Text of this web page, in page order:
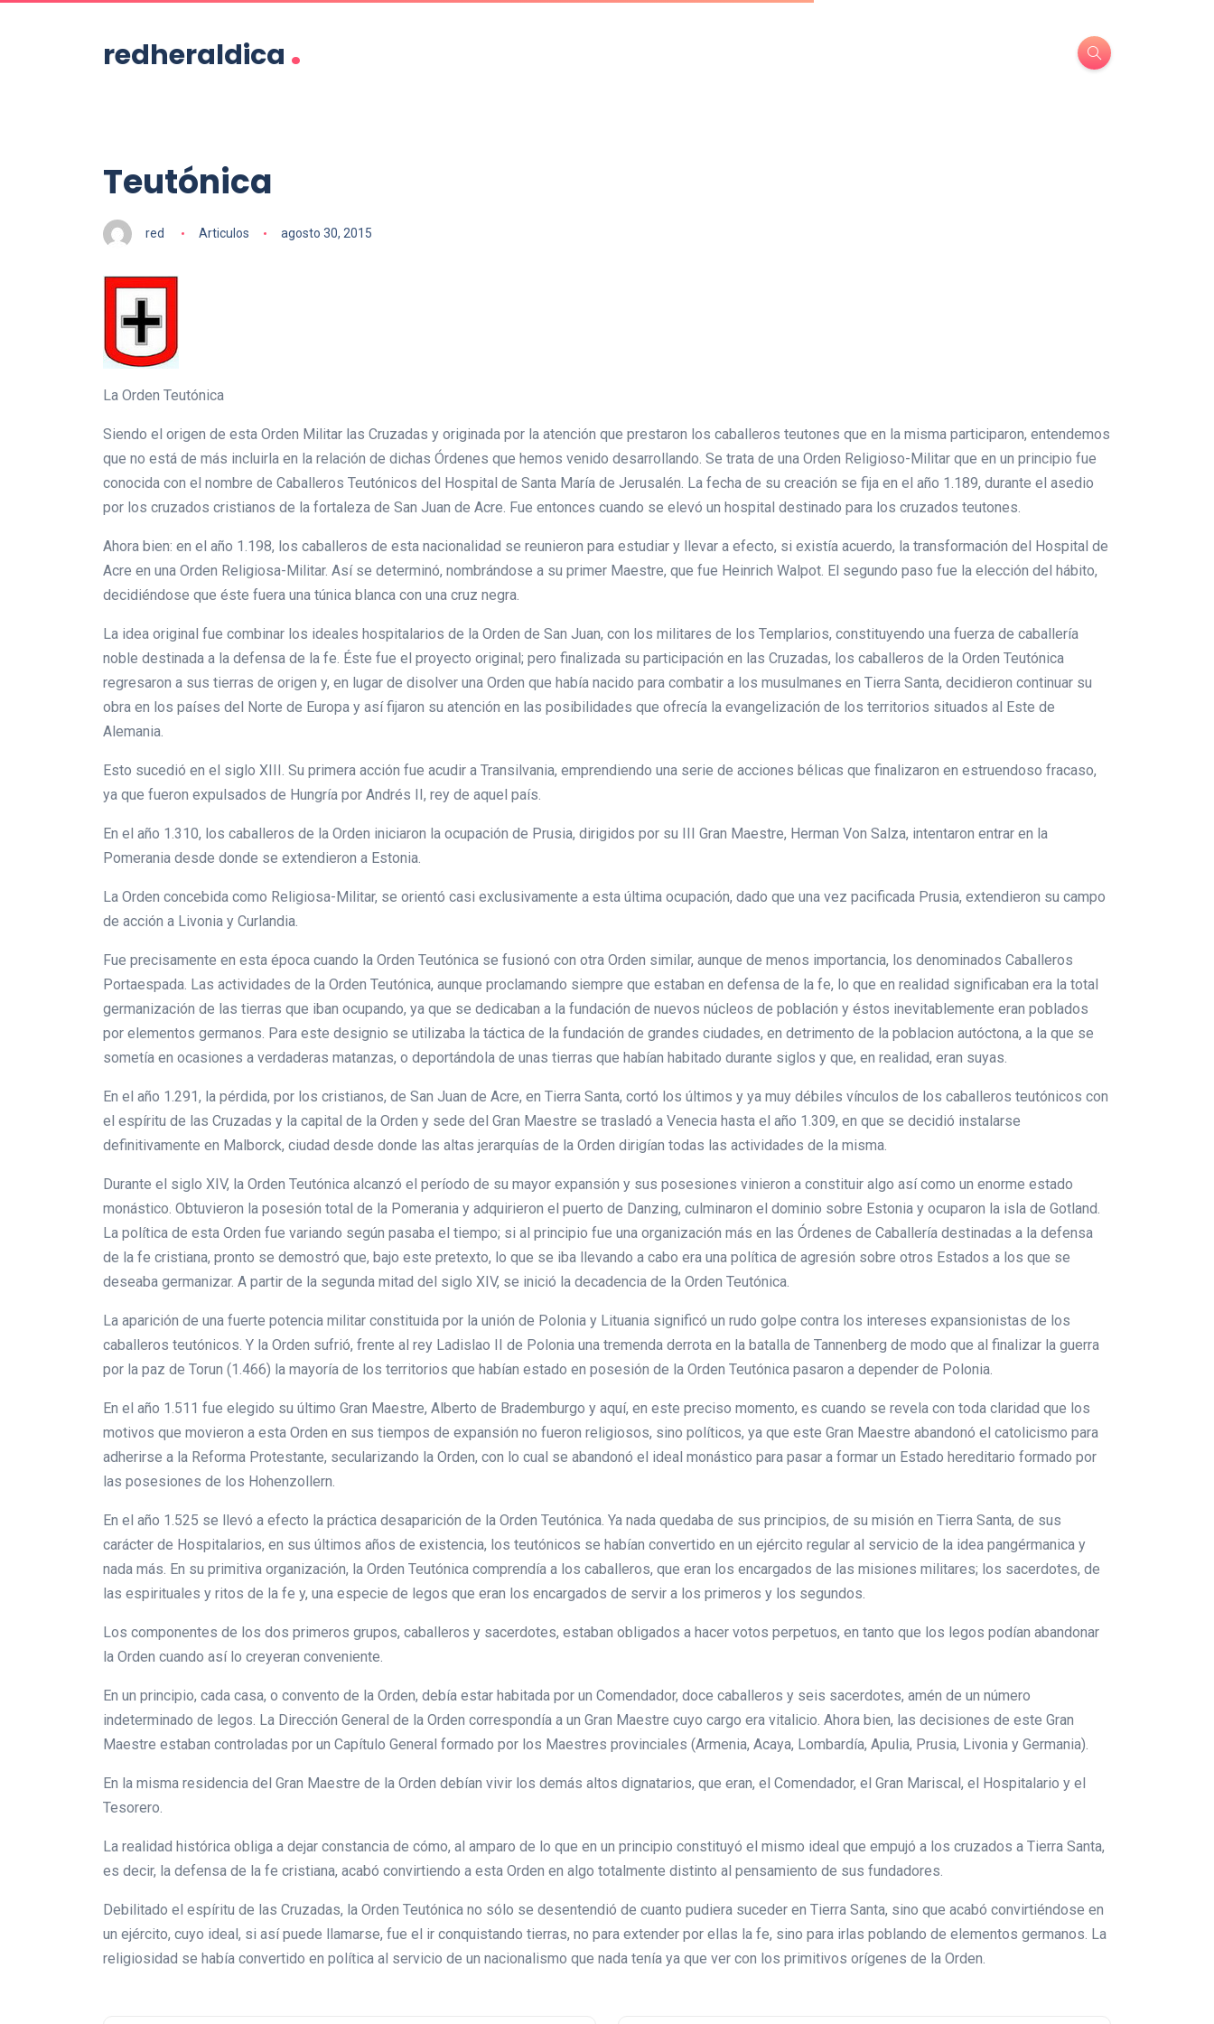
redheraldica .
Teutónica
red Articulos agosto 30, 2015
La Orden Teutónica
Siendo el origen de esta Orden Militar las Cruzadas y originada por la atención que prestaron los caballeros teutones que en la misma participaron, entendemos
que no está de más incluirla en la relación de dichas Órdenes que hemos venido desarrollando. Se trata de una Orden Religioso-Militar que en un principio fue
conocida con el nombre de Caballeros Teutónicos del Hospital de Santa María de Jerusalén. La fecha de su creación se fija en el año 1.189, durante el asedio
por los cruzados cristianos de la fortaleza de San Juan de Acre. Fue entonces cuando se elevó un hospital destinado para los cruzados teutones.
Ahora bien: en el año 1.198, los caballeros de esta nacionalidad se reunieron para estudiar y llevar a efecto, si existía acuerdo, la transformación del Hospital de
Acre en una Orden Religiosa-Militar. Así se determinó, nombrándose a su primer Maestre, que fue Heinrich Walpot. El segundo paso fue la elección del hábito,
decidiéndose que éste fuera una túnica blanca con una cruz negra.
La idea original fue combinar los ideales hospitalarios de la Orden de San Juan, con los militares de los Templarios, constituyendo una fuerza de caballería
noble destinada a la defensa de la fe. Éste fue el proyecto original; pero finalizada su participación en las Cruzadas, los caballeros de la Orden Teutónica
regresaron a sus tierras de origen y, en lugar de disolver una Orden que había nacido para combatir a los musulmanes en Tierra Santa, decidieron continuar su
obra en los países del Norte de Europa y así fijaron su atención en las posibilidades que ofrecía la evangelización de los territorios situados al Este de
Alemania.
Esto sucedió en el siglo XIII. Su primera acción fue acudir a Transilvania, emprendiendo una serie de acciones bélicas que finalizaron en estruendoso fracaso,
ya que fueron expulsados de Hungría por Andrés II, rey de aquel país.
En el año 1.310, los caballeros de la Orden iniciaron la ocupación de Prusia, dirigidos por su III Gran Maestre, Herman Von Salza, intentaron entrar en la
Pomerania desde donde se extendieron a Estonia.
La Orden concebida como Religiosa-Militar, se orientó casi exclusivamente a esta última ocupación, dado que una vez pacificada Prusia, extendieron su campo
de acción a Livonia y Curlandia.
Fue precisamente en esta época cuando la Orden Teutónica se fusionó con otra Orden similar, aunque de menos importancia, los denominados Caballeros
Portaespada. Las actividades de la Orden Teutónica, aunque proclamando siempre que estaban en defensa de la fe, lo que en realidad significaban era la total
germanización de las tierras que iban ocupando, ya que se dedicaban a la fundación de nuevos núcleos de población y éstos inevitablemente eran poblados
por elementos germanos. Para este designio se utilizaba la táctica de la fundación de grandes ciudades, en detrimento de la poblacion autóctona, a la que se
sometía en ocasiones a verdaderas matanzas, o deportándola de unas tierras que habían habitado durante siglos y que, en realidad, eran suyas.
En el año 1.291, la pérdida, por los cristianos, de San Juan de Acre, en Tierra Santa, cortó los últimos y ya muy débiles vínculos de los caballeros teutónicos con
el espíritu de las Cruzadas y la capital de la Orden y sede del Gran Maestre se trasladó a Venecia hasta el año 1.309, en que se decidió instalarse
definitivamente en Malborck, ciudad desde donde las altas jerarquías de la Orden dirigían todas las actividades de la misma.
Durante el siglo XIV, la Orden Teutónica alcanzó el período de su mayor expansión y sus posesiones vinieron a constituir algo así como un enorme estado
monástico. Obtuvieron la posesión total de la Pomerania y adquirieron el puerto de Danzing, culminaron el dominio sobre Estonia y ocuparon la isla de Gotland.
La política de esta Orden fue variando según pasaba el tiempo; si al principio fue una organización más en las Órdenes de Caballería destinadas a la defensa
de la fe cristiana, pronto se demostró que, bajo este pretexto, lo que se iba llevando a cabo era una política de agresión sobre otros Estados a los que se
deseaba germanizar. A partir de la segunda mitad del siglo XIV, se inició la decadencia de la Orden Teutónica.
La aparición de una fuerte potencia militar constituida por la unión de Polonia y Lituania significó un rudo golpe contra los intereses expansionistas de los
caballeros teutónicos. Y la Orden sufrió, frente al rey Ladislao II de Polonia una tremenda derrota en la batalla de Tannenberg de modo que al finalizar la guerra
por la paz de Torun (1.466) la mayoría de los territorios que habían estado en posesión de la Orden Teutónica pasaron a depender de Polonia.
En el año 1.511 fue elegido su último Gran Maestre, Alberto de Brademburgo y aquí, en este preciso momento, es cuando se revela con toda claridad que los
motivos que movieron a esta Orden en sus tiempos de expansión no fueron religiosos, sino políticos, ya que este Gran Maestre abandonó el catolicismo para
adherirse a la Reforma Protestante, secularizando la Orden, con lo cual se abandonó el ideal monástico para pasar a formar un Estado hereditario formado por
las posesiones de los Hohenzollern.
En el año 1.525 se llevó a efecto la práctica desaparición de la Orden Teutónica. Ya nada quedaba de sus principios, de su misión en Tierra Santa, de sus
carácter de Hospitalarios, en sus últimos años de existencia, los teutónicos se habían convertido en un ejército regular al servicio de la idea pangérmanica y
nada más. En su primitiva organización, la Orden Teutónica comprendía a los caballeros, que eran los encargados de las misiones militares; los sacerdotes, de
las espirituales y ritos de la fe y, una especie de legos que eran los encargados de servir a los primeros y los segundos.
Los componentes de los dos primeros grupos, caballeros y sacerdotes, estaban obligados a hacer votos perpetuos, en tanto que los legos podían abandonar
la Orden cuando así lo creyeran conveniente.
En un principio, cada casa, o convento de la Orden, debía estar habitada por un Comendador, doce caballeros y seis sacerdotes, amén de un número
indeterminado de legos. La Dirección General de la Orden correspondía a un Gran Maestre cuyo cargo era vitalicio. Ahora bien, las decisiones de este Gran
Maestre estaban controladas por un Capítulo General formado por los Maestres provinciales (Armenia, Acaya, Lombardía, Apulia, Prusia, Livonia y Germania).
En la misma residencia del Gran Maestre de la Orden debían vivir los demás altos dignatarios, que eran, el Comendador, el Gran Mariscal, el Hospitalario y el
Tesorero.
La realidad histórica obliga a dejar constancia de cómo, al amparo de lo que en un principio constituyó el mismo ideal que empujó a los cruzados a Tierra Santa,
es decir, la defensa de la fe cristiana, acabó convirtiendo a esta Orden en algo totalmente distinto al pensamiento de sus fundadores.
Debilitado el espíritu de las Cruzadas, la Orden Teutónica no sólo se desentendió de cuanto pudiera suceder en Tierra Santa, sino que acabó convirtiéndose en
un ejército, cuyo ideal, si así puede llamarse, fue el ir conquistando tierras, no para extender por ellas la fe, sino para irlas poblando de elementos germanos. La
religiosidad se había convertido en política al servicio de un nacionalismo que nada tenía ya que ver con los primitivos orígenes de la Orden.